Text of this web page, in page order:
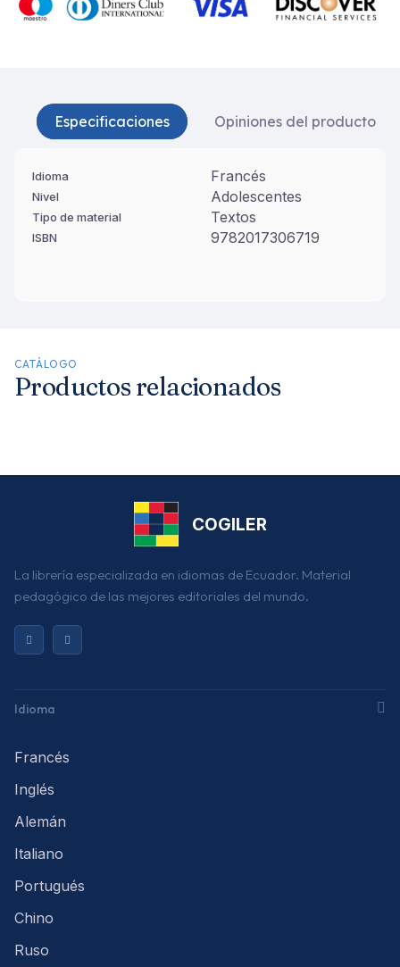
Especificaciones Opiniones del producto
Idioma Francés
Nivel Adolescentes
Tipo de material Textos
ISBN 9782017306719
CATÁLOGO
Productos relacionados
COGILER
La librería especializada en idiomas de Ecuador. Material
pedagógico de las mejores editoriales del mundo.
Idioma
Francés
Inglés
Alemán
Italiano
Portugués
Chino
Ruso